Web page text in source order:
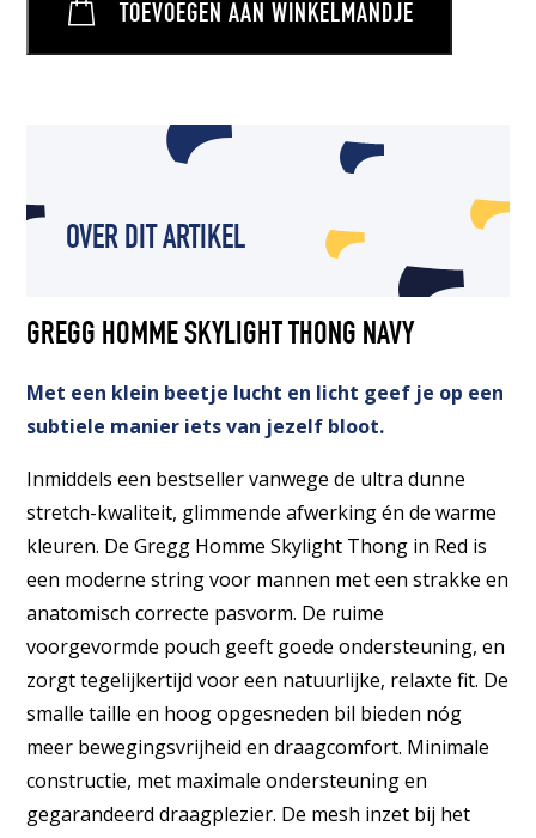
TOEVOEGEN AAN WINKELMANDJE
OVER DIT ARTIKEL
GREGG HOMME SKYLIGHT THONG NAVY
Met een klein beetje lucht en licht geef je op een
subtiele manier iets van jezelf bloot.
Inmiddels een bestseller vanwege de ultra dunne
stretch-kwaliteit, glimmende afwerking én de warme
kleuren. De Gregg Homme Skylight Thong in Red is
een moderne string voor mannen met een strakke en
anatomisch correcte pasvorm. De ruime
voorgevormde pouch geeft goede ondersteuning, en
zorgt tegelijkertijd voor een natuurlijke, relaxte fit. De
smalle taille en hoog opgesneden bil bieden nóg
meer bewegingsvrijheid en draagcomfort. Minimale
constructie, met maximale ondersteuning en
gegarandeerd draagplezier. De mesh inzet bij het